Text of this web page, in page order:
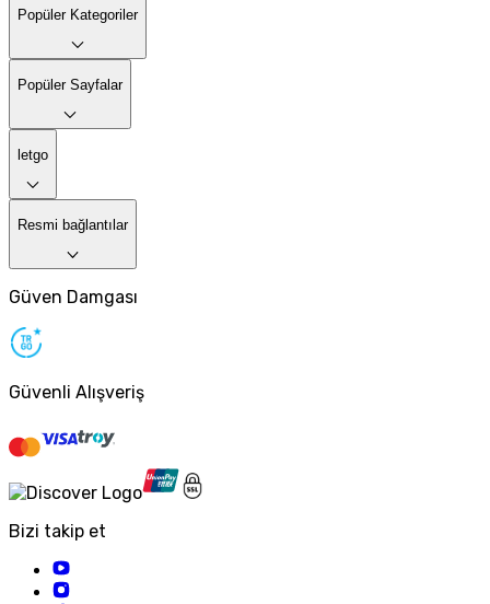
Popüler Kategoriler
Popüler Sayfalar
letgo
Resmi bağlantılar
Güven Damgası
Güvenli Alışveriş
Bizi takip et